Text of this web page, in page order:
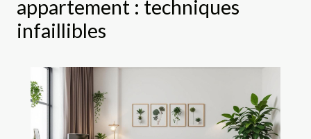
appartement : techniques
infaillibles